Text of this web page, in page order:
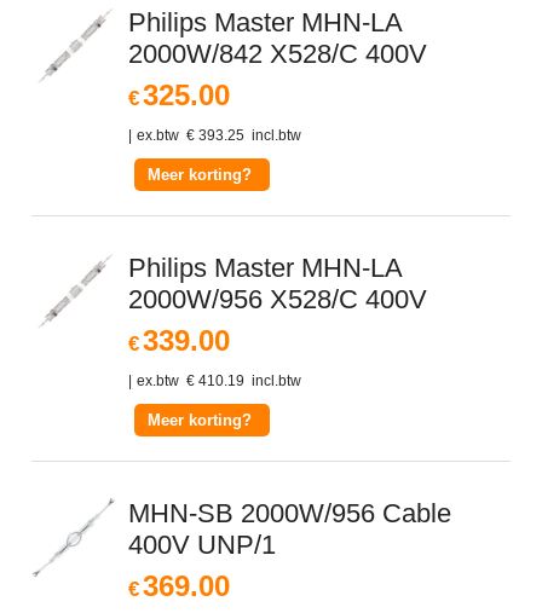
Philips Master MHN-LA
2000W/842 X528/C 400V
€325.00
ex.btw € 393.25 incl.btw
Meer korting?
Philips Master MHN-LA
2000W/956 X528/C 400V
€339.00
ex.btw € 410.19 incl.btw
Meer korting?
MHN-SB 2000W/956 Cable
400V UNP/1
€369.00